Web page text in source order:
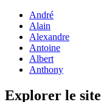
André
Alain
Alexandre
Antoine
Albert
Anthony
Explorer le site